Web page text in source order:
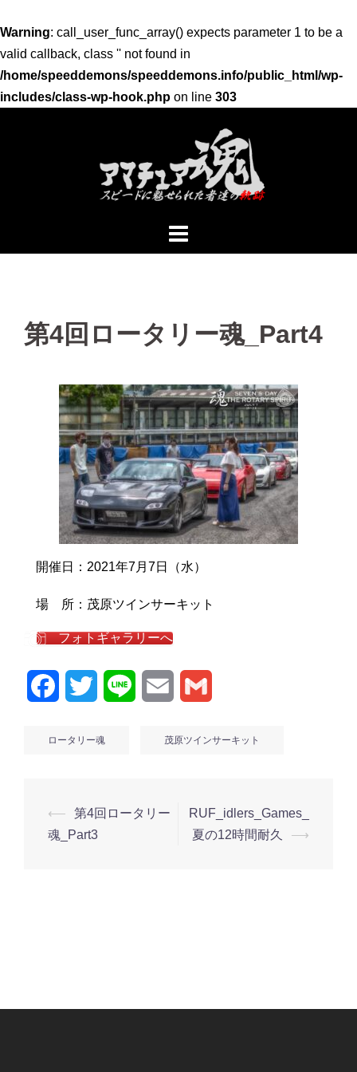
Warning: call_user_func_array() expects parameter 1 to be a
valid callback, class '' not found in
/home/speeddemons/speeddemons.info/public_html/wp-
includes/class-wp-hook.php on line 303
第4回ロータリー魂_Part4
開催日：2021年7月7日（水）
場 所：茂原ツインサーキット
フォトギャラリーへ
FacebookTwitter Line Email
ロータリー魂 茂原ツインサーキット
投
稿
ン
⟵
第4回ロータリー
魂_Part3
RUF_idlers_Games_
夏の12時間耐久
⟶